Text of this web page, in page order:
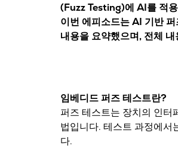
(Fuzz Testing)에 AI를 적
이번 에피소드는AI 기반 퍼
내용을 요약했으며, 전체
임베디드 퍼즈 테스트란?
퍼즈 테스트는 장치의 인터
법입니다. 테스트 과정에서
다.